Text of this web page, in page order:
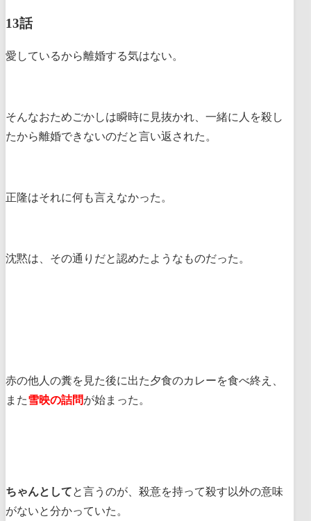
13話
愛しているから離婚する気はない。
そんなおためごかしは瞬時に見抜かれ、一緒に人を殺し
たから離婚できないのだと言い返された。
正隆はそれに何も言えなかった。
沈黙は、その通りだと認めたようなものだった。
赤の他人の糞を見た後に出た夕食のカレーを食べ終え、
また雪映の詰問が始まった。
ちゃんとしてと言うのが、殺意を持って殺す以外の意味
がないと分かっていた。